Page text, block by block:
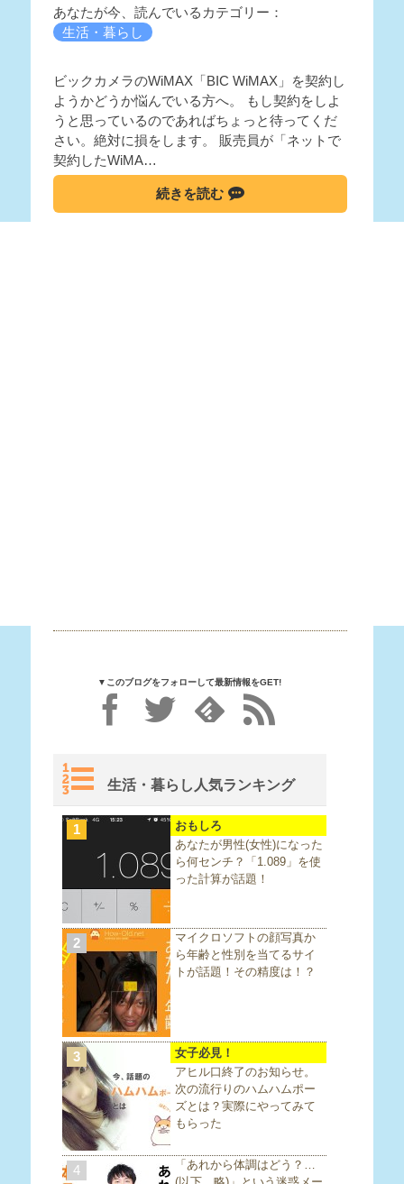
あなたが今、読んでいるカテゴリー：
生活・暮らし
ビックカメラのWiMAX「BIC WiMAX」を契約し
ようかどうか悩んでいる方へ。 もし契約をしよ
うと思っているのであればちょっと待ってくだ
さい。絶対に損をします。 販売員が「ネットで
契約したWiMA…
続きを読む
▼このブログをフォローして最新情報をGET!
生活・暮らし人気ランキング
1
おもしろ
あなたが男性(女性)になった
ら何センチ？「1.089」を使
った計算が話題！
2
マイクロソフトの顔写真か
ら年齢と性別を当てるサイ
トが話題！その精度は！？
3
女子必見！
アヒル口終了のお知らせ。
次の流行りのハムハムポー
ズとは？実際にやってみて
もらった
4
「あれから体調はどう？…